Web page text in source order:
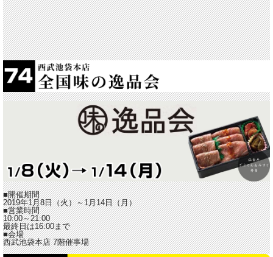
■開催期間
2019年1月8日（火）～1月14日（月）
■営業時間
10:00～21:00
最終日は16:00まで
■会場
西武池袋本店 7階催事場